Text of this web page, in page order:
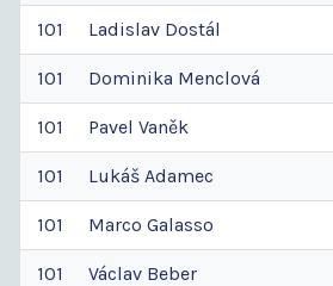
101 Ladislav Dostál
101 Dominika Menclová
101 Pavel Vaněk
101 Lukáš Adamec
101 Marco Galasso
101 Václav Beber